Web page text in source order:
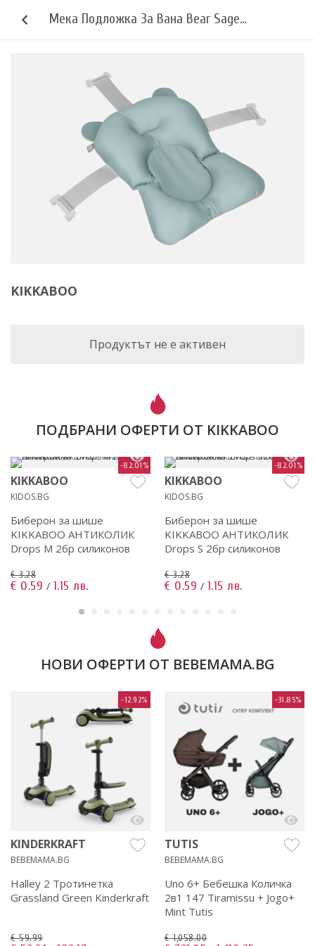
KIKKABOO
Мека Подложка За Вана Bear Sage
Продуктът не е активен
ПОДБРАНИ ОФЕРТИ ОТ KIKKABOO
-82.01%
KIKKABOO
KIDOS.BG
Биберон за шише
KIKKABOO АНТИКОЛИК
Drops M 2бр силиконов
€ 3.28
€ 0.59 / 1.15 лв.
-82.01%
KIKKABOO
KIDOS.BG
Биберон за шише
KIKKABOO АНТИКОЛИК
Drops S 2бр силиконов
€ 3.28
€ 0.59 / 1.15 лв.
НОВИ ОФЕРТИ ОТ BEBEMAMA.BG
-12.92%
KINDERKRAFT
BEBEMAMA.BG
Halley 2 Тротинетка
Grassland Green Kinderkraft
€ 59.99
-31.85%
TUTIS
BEBEMAMA.BG
Uno 6+ Бебешка Количка
2в1 147 Tiramissu + Jogo+
Mint Tutis
€ 1,058.00